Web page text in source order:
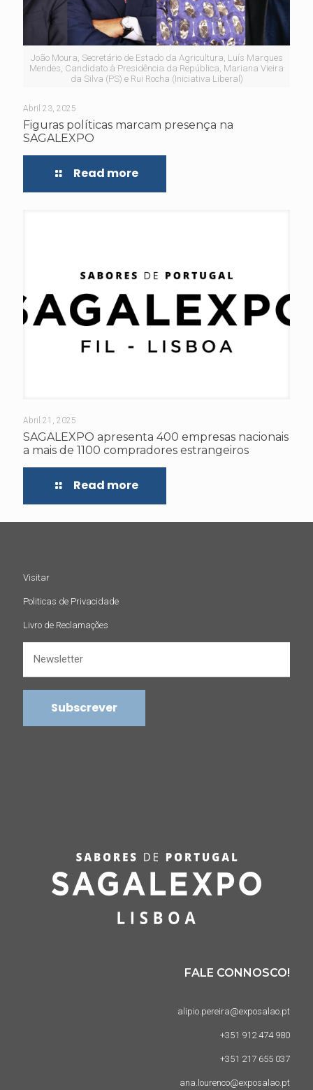
João Moura, Secretário de Estado da Agricultura, Luís Marques
Mendes, Candidato à Presidência da República, Mariana Vieira
da Silva (PS) e Rui Rocha (Iniciativa Liberal)
Abril 23, 2025
Figuras políticas marcam presença na
SAGALEXPO
Read more
Abril 21, 2025
SAGALEXPO apresenta 400 empresas nacionais
a mais de 1100 compradores estrangeiros
Read more
Visitar
Politicas de Privacidade
Livro de Reclamações
FALE CONNOSCO!
alipio.pereira@exposalao.pt
+351 912 474 980
+351 217 655 037
ana.lourenco@exposalao.pt